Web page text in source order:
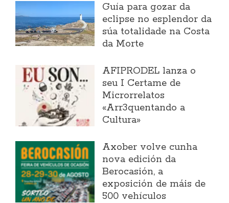
Guía para gozar da
eclipse no esplendor da
súa totalidade na Costa
da Morte
AFIPRODEL lanza o
seu I Certame de
Microrrelatos
«Arr3quentando a
Cultura»
Axober volve cunha
nova edición da
Berocasión, a
exposición de máis de
500 vehículos